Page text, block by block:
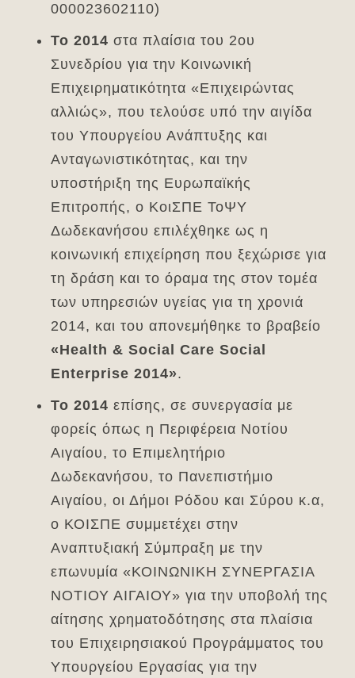
000023602110)
Το 2014 στα πλαίσια του 2ου
Συνεδρίου για την Κοινωνική
Επιχειρηματικότητα «Επιχειρώντας
αλλιώς», που τελούσε υπό την αιγίδα
του Υπουργείου Ανάπτυξης και
Ανταγωνιστικότητας, και την
υποστήριξη της Ευρωπαϊκής
Επιτροπής, ο ΚοιΣΠΕ ΤοΨΥ
Δωδεκανήσου επιλέχθηκε ως η
κοινωνική επιχείρηση που ξεχώρισε για
τη δράση και το όραμα της στον τομέα
των υπηρεσιών υγείας για τη χρονιά
2014, και του απονεμήθηκε το βραβείο
«Health & Social Care Social
Enterprise 2014».
Το 2014 επίσης, σε συνεργασία με
φορείς όπως η Περιφέρεια Νοτίου
Αιγαίου, το Επιμελητήριο
Δωδεκανήσου, το Πανεπιστήμιο
Αιγαίου, οι Δήμοι Ρόδου και Σύρου κ.α,
ο ΚΟΙΣΠΕ συμμετέχει στην
Αναπτυξιακή Σύμπραξη με την
επωνυμία «ΚΟΙΝΩΝΙΚΗ ΣΥΝΕΡΓΑΣΙΑ
ΝΟΤΙΟΥ ΑΙΓΑΙΟΥ» για την υποβολή της
αίτησης χρηματοδότησης στα πλαίσια
του Επιχειρησιακού Προγράμματος του
Υπουργείου Εργασίας για την